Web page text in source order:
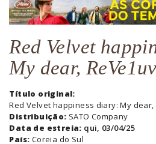
Red Velvet
My dear,
Título original:
Red Velvet happiness diary: My dear,
Distribuição: SATO Company
Data de estreia: qui, 03/04/25
País: Coreia do Sul